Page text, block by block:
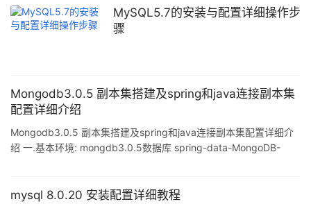
一条会修改数据的sql语句会记录到binlog中.优点是并不需要记录每
一条sql语句和每一行的数据变化,减少了binl
MySQL5.7的安装与配置详细操作步
骤
Mongodb3.0.5 副本集搭建及spring和java连接副本集
配置详细介绍
Mongodb3.0.5 副本集搭建及spring和java连接副本集配置详细介
绍 一.基本环境: mongdb3.0.5数据库 spring-data-MongoDB-
mongodb,(为避免和机器上原有的mongodb端口冲突,这里设为
mysql 8.0.20 安装配置详细教程